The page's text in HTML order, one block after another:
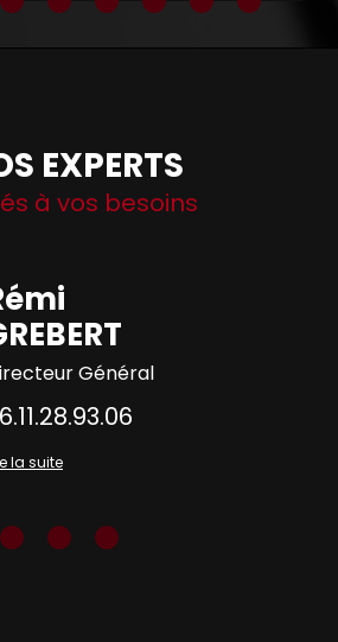
EXPERTS
à vos besoins
Général
la suite